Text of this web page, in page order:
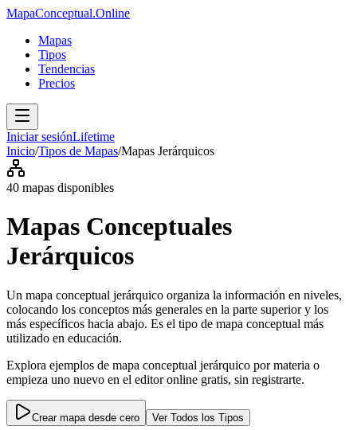
MapaConceptual.Online
Mapas
Tipos
Tendencias
Precios
Iniciar sesiónLifetime
Inicio/Tipos de Mapas/Mapas Jerárquicos
40 mapas disponibles
Mapas Conceptuales
Jerárquicos
Un mapa conceptual jerárquico organiza la información en niveles,
colocando los conceptos más generales en la parte superior y los
más específicos hacia abajo. Es el tipo de mapa conceptual más
utilizado en educación.
Explora ejemplos de mapa conceptual jerárquico por materia o
empieza uno nuevo en el editor online gratis, sin registrarte.
Crear mapa desde cero Ver Todos los Tipos